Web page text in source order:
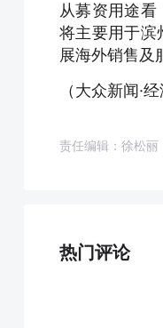
从募资用途
将主要用于滨
展海外销售及
（大众新闻·
责任编辑：徐松丽
热门评论